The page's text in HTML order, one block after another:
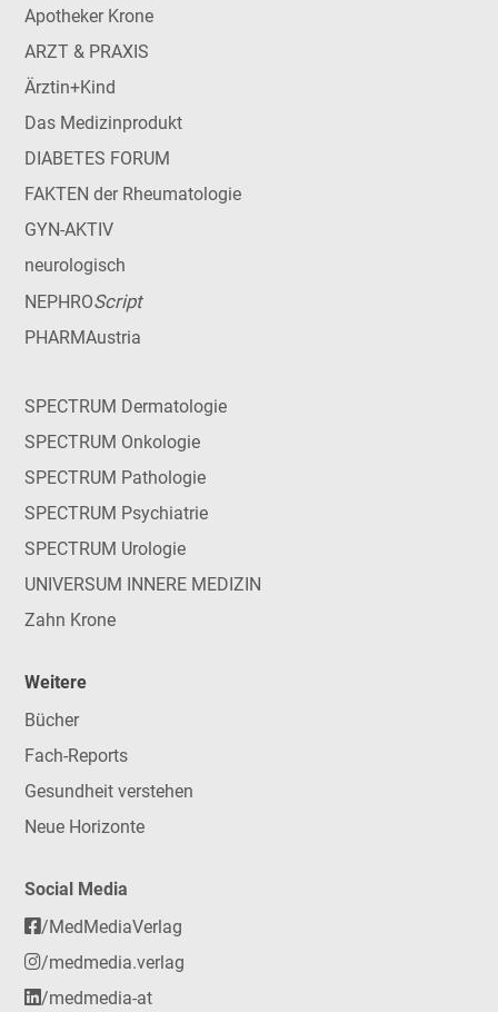
Apotheker Krone
ARZT & PRAXIS
Ärztin+Kind
Das Medizinprodukt
DIABETES FORUM
FAKTEN der Rheumatologie
GYN-AKTIV
neurologisch
NEPHROScript
PHARMAustria
SPECTRUM Dermatologie
SPECTRUM Onkologie
SPECTRUM Pathologie
SPECTRUM Psychiatrie
SPECTRUM Urologie
UNIVERSUM INNERE MEDIZIN
Zahn Krone
Weitere
Bücher
Fach-Reports
Gesundheit verstehen
Neue Horizonte
Social Media
/MedMediaVerlag
/medmedia.verlag
/medmedia-at